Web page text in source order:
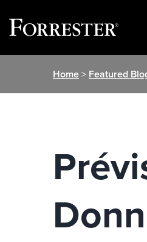
Home> Featured